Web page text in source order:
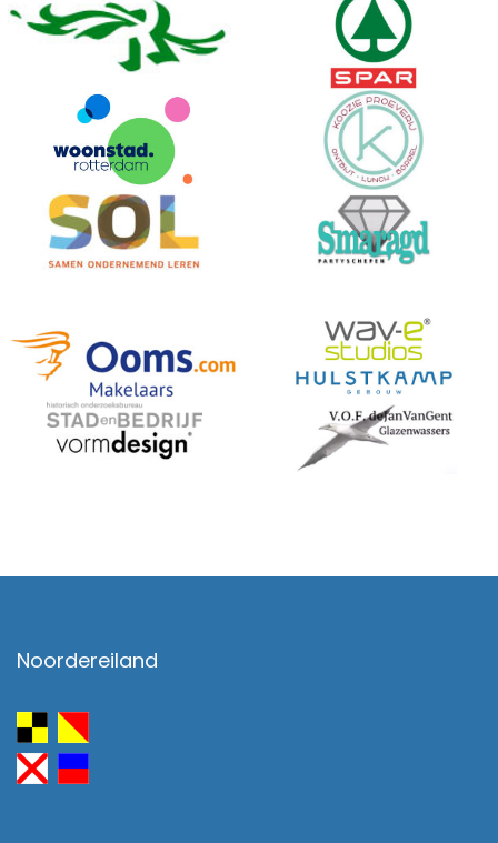
Noordereiland